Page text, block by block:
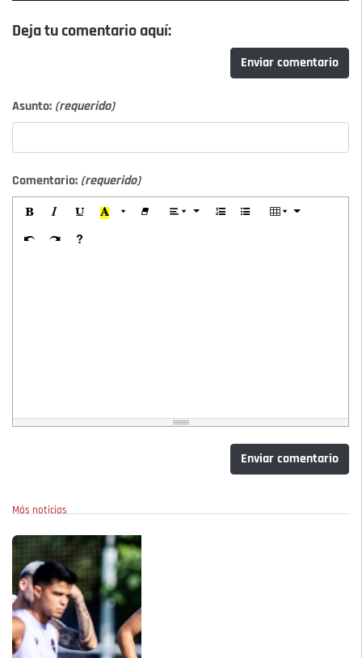
Deja tu comentario aquí:
Enviar comentario
Asunto: (requerido)
Comentario: (requerido)
Enviar comentario
Más noticias